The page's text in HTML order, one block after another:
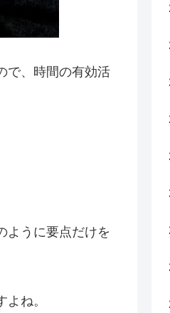
で、時間の有効活
ように要点だけを
ね。